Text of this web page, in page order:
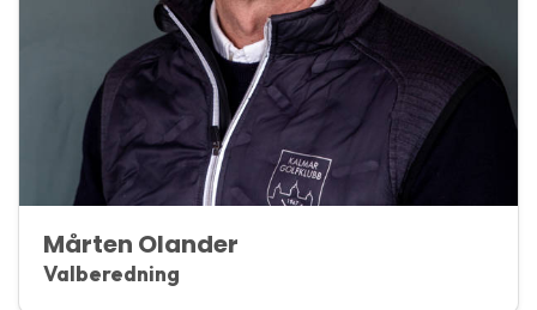
Mårten Olander
Valberedning